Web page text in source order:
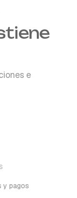
e
y pagos